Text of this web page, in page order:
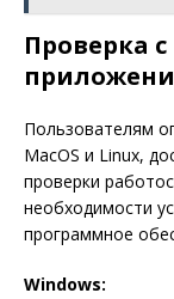
Проверка
Пользователям
MacOS и Linux,
проверки
необходимости
программное
Windows: